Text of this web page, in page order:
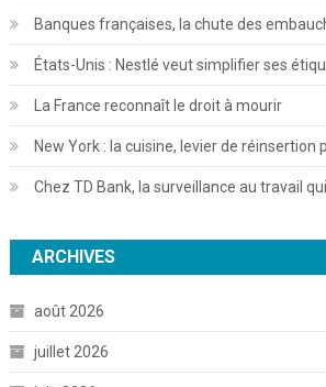
Banques françaises, la chute des
États-Unis : Nestlé veut simplifier ses
La France reconnaît le droit à mourir
New York : la cuisine, levier de réinsertion
Chez TD Bank, la surveillance au travail
ARCHIVES
août 2026
juillet 2026